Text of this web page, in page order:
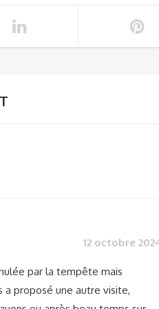
12 octobre
par la tempête mais
a proposé une autre visite,